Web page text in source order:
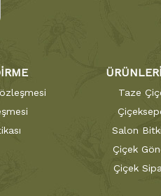
Taze
Salon
Çiçek
Çiçek